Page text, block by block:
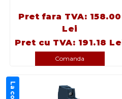
Pret fara TVA: 158.00
Lei
Pret cu TVA: 191.18
Comanda